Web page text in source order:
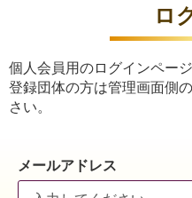
ロ
個人会員用のログインページ
登録団体の方は管理画面側
さい。
メールアドレス